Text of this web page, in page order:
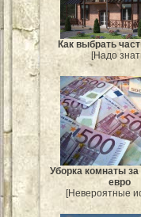
Как выбрать
[Надо
Уборка комнаты
евро
[Невероятные